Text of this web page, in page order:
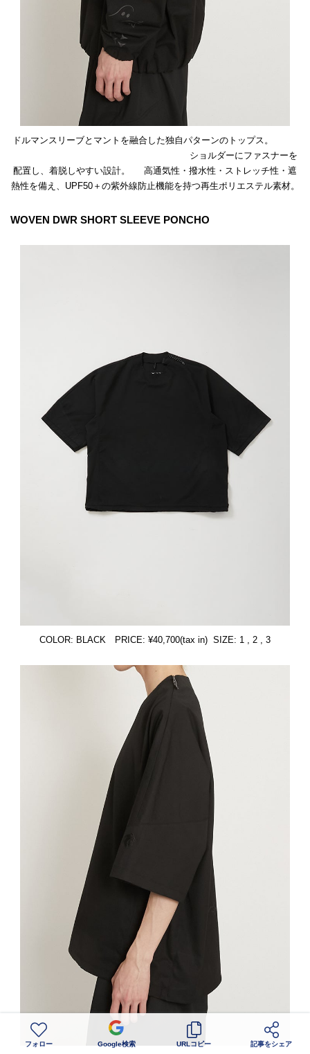
ドルマンスリーブとマントを融合した独自パターンのトップス。
ショルダーにファスナーを
配置し、着脱しやすい設計。 高通気性・撥水性・ストレッチ性・遮
熱性を備え、UPF50＋の紫外線防止機能を持つ再生ポリエステル素材。
WOVEN DWR SHORT SLEEVE PONCHO
COLOR: BLACK PRICE: ¥40,700(tax in) SIZE: 1 , 2 , 3
フォロー Google検索 URLコピー 記事をシェア